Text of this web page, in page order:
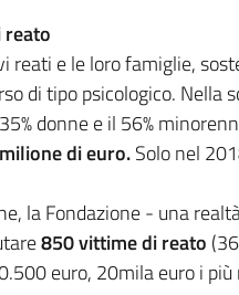
reati e le loro famiglie,
di tipo psicologico. Nella
donne e il 56%
di euro.Solo nel
la Fondazione - una
850 vittime di reato
euro, 20mila euro i